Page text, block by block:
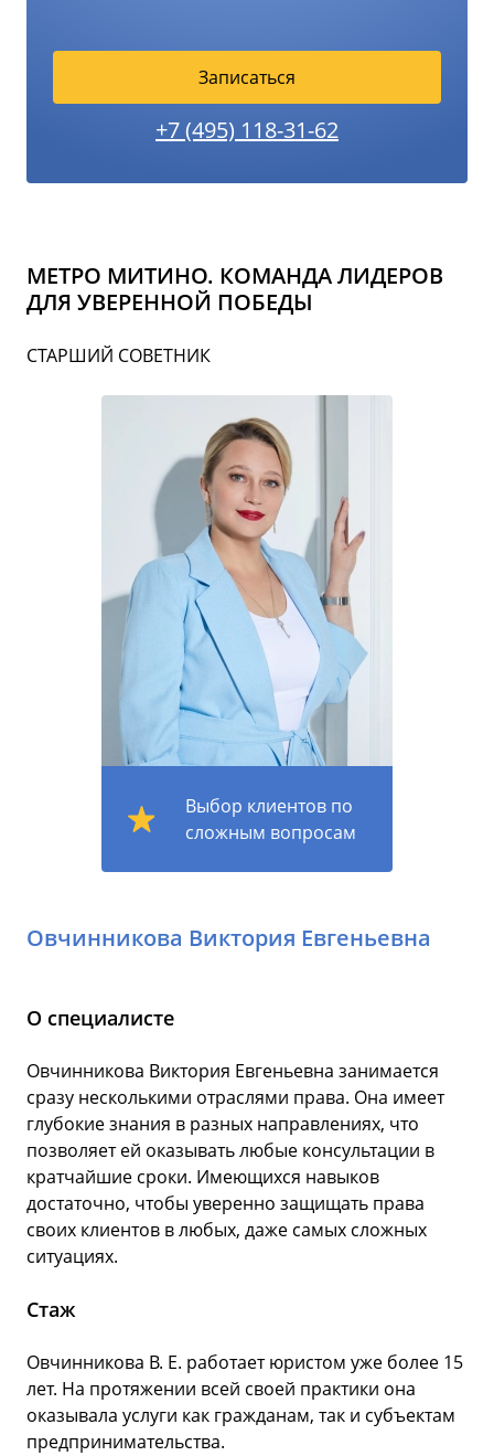
Записаться
+7 (495) 118-31-62
МЕТРО МИТИНО. КОМАНДА ЛИДЕРОВ
ДЛЯ УВЕРЕННОЙ ПОБЕДЫ
СТАРШИЙ СОВЕТНИК
Выбор клиентов по
сложным вопросам
Овчинникова Виктория Евгеньевна
О специалисте
Овчинникова Виктория Евгеньевна занимается
сразу несколькими отраслями права. Она имеет
глубокие знания в разных направлениях, что
позволяет ей оказывать любые консультации в
кратчайшие сроки. Имеющихся навыков
достаточно, чтобы уверенно защищать права
своих клиентов в любых, даже самых сложных
ситуациях.
Стаж
Овчинникова В. Е. работает юристом уже более 15
лет. На протяжении всей своей практики она
оказывала услуги как гражданам, так и субъектам
предпринимательства.